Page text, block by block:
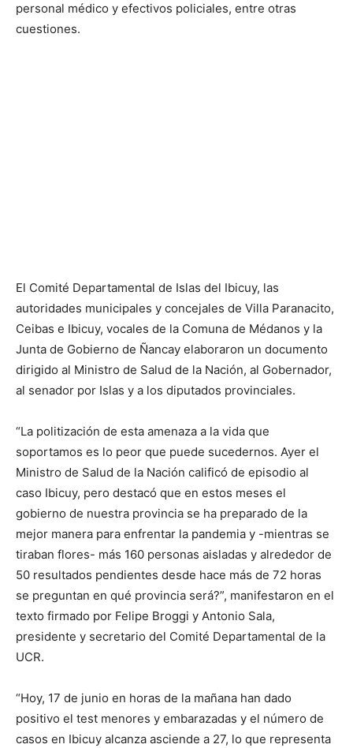
personal médico y efectivos policiales, entre otras
cuestiones.
El Comité Departamental de Islas del Ibicuy, las
autoridades municipales y concejales de Villa Paranacito,
Ceibas e Ibicuy, vocales de la Comuna de Médanos y la
Junta de Gobierno de Ñancay elaboraron un documento
dirigido al Ministro de Salud de la Nación, al Gobernador,
al senador por Islas y a los diputados provinciales.
“La politización de esta amenaza a la vida que
soportamos es lo peor que puede sucedernos. Ayer el
Ministro de Salud de la Nación calificó de episodio al
caso Ibicuy, pero destacó que en estos meses el
gobierno de nuestra provincia se ha preparado de la
mejor manera para enfrentar la pandemia y -mientras se
tiraban flores- más 160 personas aisladas y alrededor de
50 resultados pendientes desde hace más de 72 horas
se preguntan en qué provincia será?”, manifestaron en el
texto firmado por Felipe Broggi y Antonio Sala,
presidente y secretario del Comité Departamental de la
UCR.
“Hoy, 17 de junio en horas de la mañana han dado
positivo el test menores y embarazadas y el número de
casos en Ibicuy alcanza asciende a 27, lo que representa